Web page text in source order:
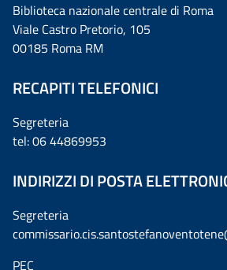
Biblioteca nazionale centrale di Roma
Viale Castro Pretorio, 105
00185 Roma RM
RECAPITI TELEFONICI
Segreteria
tel: 06 44869953
INDIRIZZI DI POSTA
Segreteria
PEC